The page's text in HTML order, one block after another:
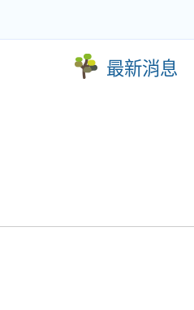
最新消息